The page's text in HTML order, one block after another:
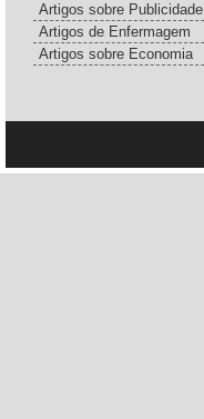
Artigos sobre Publicidade
Artigos de Enfermagem
Artigos sobre Economia